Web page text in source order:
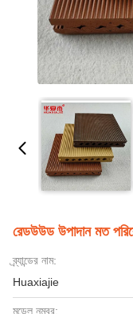
রেডউউড উপাদান মত
ব্র্যান্ডের নাম:
Huaxiajie
মডেল নম্বর: